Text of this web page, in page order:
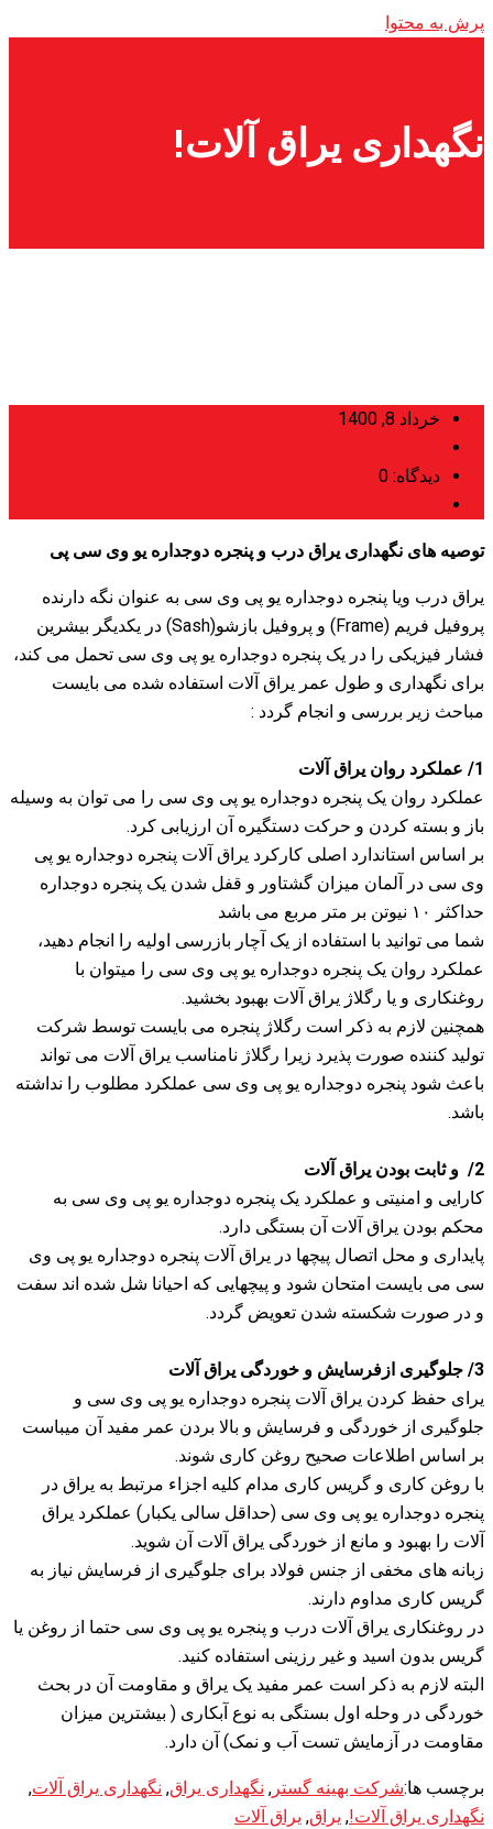
پرش به محتوا
نگهداری یراق آلات!
خرداد 8, 1400
دیدگاه: 0
توصیه های نگهداری یراق درب و پنجره دوجداره یو وی سی پی
یراق درب ویا پنجره دوجداره یو پی وی سی به عنوان نگه دارنده
پروفیل فریم (Frame) و پروفیل بازشو(Sash) در یکدیگر بیشرین
فشار فیزیکی را در یک پنجره دوجداره یو پی وی سی تحمل می کند،
برای نگهداری و طول عمر یراق آلات استفاده شده می بایست
مباحث زیر بررسی و انجام گردد :
1/ عملکرد روان یراق آلات
عملکرد روان یک پنجره دوجداره یو پی وی سی را می توان به وسیله
باز و بسته کردن و حرکت دستگیره آن ارزیابی کرد.
بر اساس استاندارد اصلی کارکرد یراق آلات پنجره دوجداره یو پی
وی سی در آلمان میزان گشتاور و قفل شدن یک پنجره دوجداره
حداکثر ۱۰ نیوتن بر متر مربع می باشد
شما می توانید با استفاده از یک آچار بازرسی اولیه را انجام دهید،
عملکرد روان یک پنجره دوجداره یو پی وی سی را میتوان با
روغنکاری و یا رگلاژ یراق آلات بهبود بخشید.
همچنین لازم به ذکر است رگلاژ پنجره می بایست توسط شرکت
تولید کننده صورت پذیرد زیرا رگلاژ نامناسب یراق آلات می تواند
باعث شود پنجره دوجداره یو پی وی سی عملکرد مطلوب را نداشته
باشد.
2/ و ثابت بودن یراق آلات
کارایی و امنیتی و عملکرد یک پنجره دوجداره یو پی وی سی به
محکم بودن یراق آلات آن بستگی دارد.
پایداری و محل اتصال پیچها در یراق آلات پنجره دوجداره یو پی وی
سی می بایست امتحان شود و پیچهایی که احیانا شل شده اند سفت
و در صورت شکسته شدن تعویض گردد.
3/ جلوگیری ازفرسایش و خوردگی یراق آلات
یرای حفظ کردن یراق آلات پنجره دوجداره یو پی وی سی و
جلوگیری از خوردگی و فرسایش و بالا بردن عمر مفید آن میباست
بر اساس اطلاعات صحیح روغن کاری شوند.
با روغن کاری و گریس کاری مدام کلیه اجزاء مرتبط به یراق در
پنجره دوجداره یو پی وی سی (حداقل سالی یکبار) عملکرد یراق
آلات را بهبود و مانع از خوردگی یراق آلات آن شوید.
زبانه های مخفی از جنس فولاد برای جلوگیری از فرسایش نیاز به
گریس کاری مداوم دارند.
در روغنکاری یراق آلات درب و پنجره یو پی وی سی حتما از روغن یا
گریس بدون اسید و غیر رزینی استفاده کنید.
البته لازم به ذکر است عمر مفید یک یراق و مقاومت آن در بحث
خوردگی در وحله اول بستگی به نوع آبکاری ( بیشترین میزان
مقاومت در آزمایش تست آب و نمک) آن دارد.
برچسب ها:شرکت بهینه گستر , نگهداری یراق, نگهداری یراق آلات,
نگهداری یراق آلات!, یراق, یراق آلات